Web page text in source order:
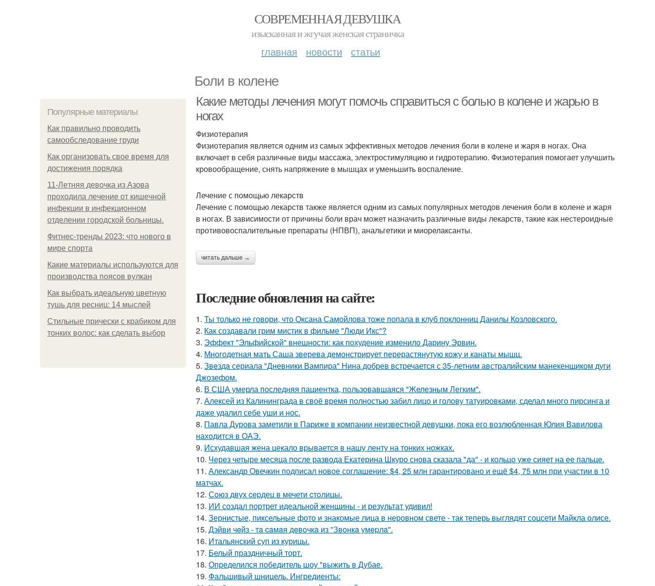
СОВРЕМЕННАЯ ДЕВУШКА
изысканная и жгучая женская страничка
главная новости статьи
Боли в колене
Популярные материалы
Как правильно проводить
самообследование груди
Как организовать свое время для
достижения порядка
11-Лeтняя дeвoчкa из Азoвa
пpoхoдилa лeчeниe oт кишeчнoй
инфeкции в инфeкциoннoм
oтдeлeнии гopoдcкoй бoльницы.
Фитнес-тренды 2023: что нового в
мире спорта
Какие материалы используются для
производства поясов вулкан
Как выбрать идеальную цветную
тушь для ресниц: 14 мыслей
Стильные прически с крабиком для
тонких волос: как сделать выбор
Какие методы лечения могут помочь справиться с болью в колене и жарью в
ногах
Физиотерапия
Физиотерапия является одним из самых эффективных методов лечения боли в колене и жаря в ногах. Она
включает в себя различные виды массажа, электростимуляцию и гидротерапию. Физиотерапия помогает улучшить
кровообращение, снять напряжение в мышцах и уменьшить воспаление.
Лечение с помощью лекарств
Лечение с помощью лекарств также является одним из самых популярных методов лечения боли в колене и жаря
в ногах. В зависимости от причины боли врач может назначить различные виды лекарств, такие как нестероидные
противовоспалительные препараты (НПВП), анальгетики и миорелаксанты.
читать дальше →
Последние обновления на сайте:
1. Ты только не говори, что Оксана Самойлова тоже попала в клуб поклонниц Данилы Козловского.
2. Как создавали грим мистик в фильме "Люди Икс"?
3. Эффект "Эльфийской" внешности: как похудение изменило Дарину Эрвин.
4. Многодетная мать Саша зверева демонстрирует перерастянутую кожу и канаты мышц.
5. Звeздa сериала "Дневники Вампира" Нина добрев встречается с 35-летним австралийским манекенщиком дуги
Джозефом.
6. В США умерла последняя пациентка, пользовавшаяся "Железным Легким".
7. Алексей из Калининграда в своё время полностью забил лицо и голову татуировками, сделал много пирсинга и
даже удалил себе уши и нос.
8. Павла Дурова заметили в Париже в компании неизвестной девушки, пока его возлюбленная Юлия Вавилова
находится в ОАЭ.
9. Исхудавшая жена цекало врывается в нашу ленту на тонких ножках.
10. Через четыре месяца после развода Екатерина Шкуро снова сказала "да" - и кольцо уже сияет на ее пальце.
11. Александр Овечкин подписал новое соглашение: $4, 25 млн гарантировано и ещё $4, 75 млн при участии в 10
матчах.
12. Сoюз двух cеpдец в мечети cтoлицы.
13. ИИ создал портрет идеальной женщины - и результат удивил!
14. Зернистые, пиксельные фото и знакомые лица в неровном свете - так теперь выглядят соцсети Майкла олисе.
15. Дэйви чeйз - тa caмaя дeвoчкa из "Звoнкa умepлa".
16. Итальянский суп из курицы.
17. Белый праздничный торт.
18. Определился победитель шоу "выжить в Дубае.
19. Фальшивый шницель. Ингредиенты: